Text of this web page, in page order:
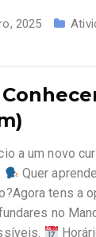
2025
a um novo
Quer
tens a
no